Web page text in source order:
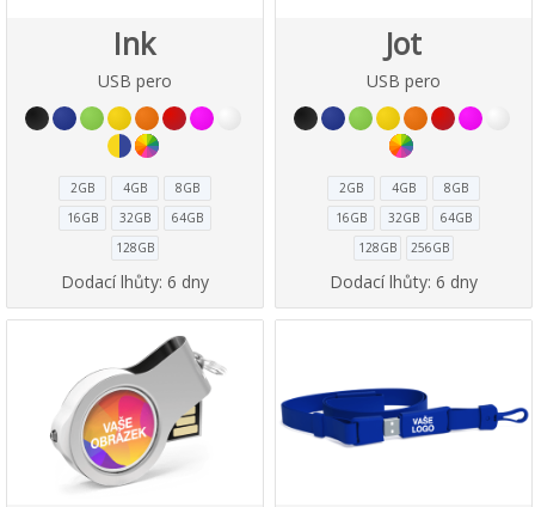
Ink
USB pero
2GB 4GB
8GB
16GB
32GB
64GB
128GB
Dodací lhůty: 6 dny
Jot
USB pero
2GB 4GB
8GB
16GB
32GB
64GB
128GB
256GB
Dodací lhůty: 6 dny